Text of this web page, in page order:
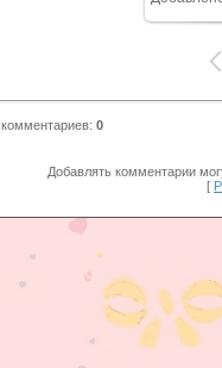
комментариев: 0
Добавлять комментарии
[